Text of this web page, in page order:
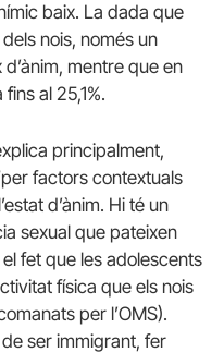
baix. La dada que
nois, només un
mentre que en
al 25,1%.
principalment,
factors contextuals
d’ànim. Hi té un
sexual que pateixen
fet que les adolescents
física que els nois
per l’OMS).
ser immigrant, fer